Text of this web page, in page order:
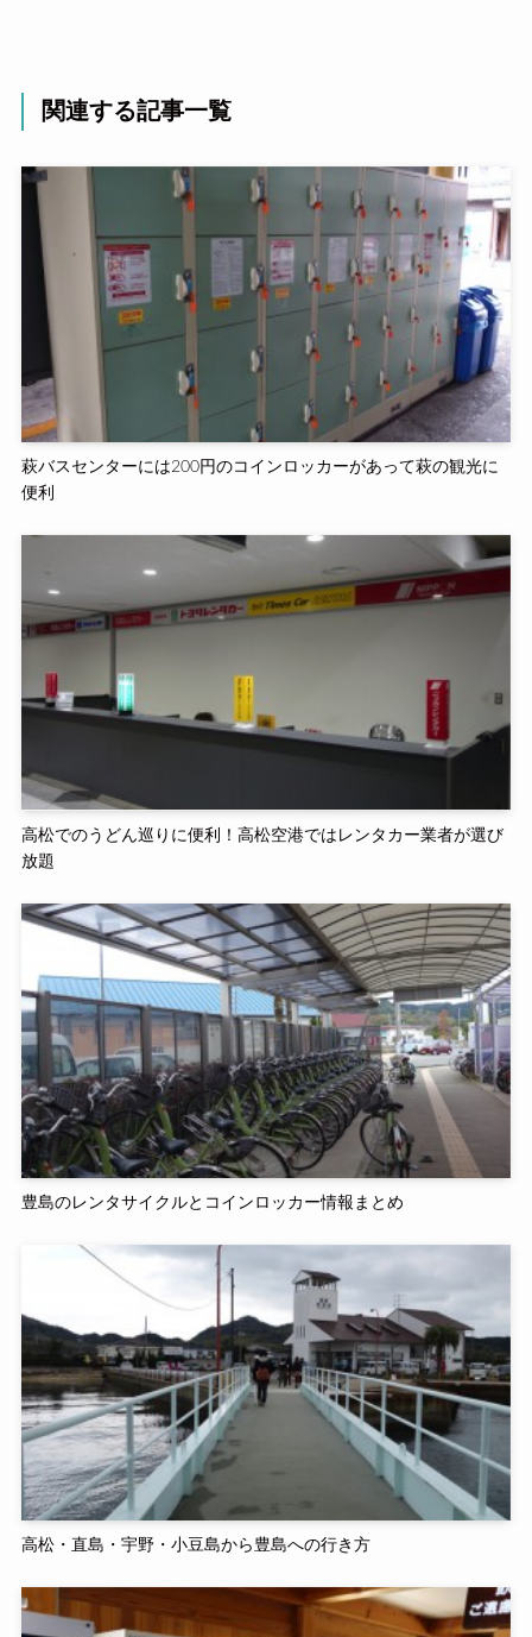
関連する記事一覧
萩バスセンターには200円のコインロッカーがあって萩の観光に
便利
高松でのうどん巡りに便利！高松空港ではレンタカー業者が選び
放題
豊島のレンタサイクルとコインロッカー情報まとめ
高松・直島・宇野・小豆島から豊島への行き方